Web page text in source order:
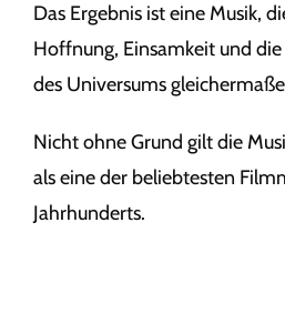
Das Ergebnis ist eine Musik,
Hoffnung, Einsamkeit und
des Universums
Nicht ohne Grund gilt die
als eine der beliebtesten
Jahrhunderts.